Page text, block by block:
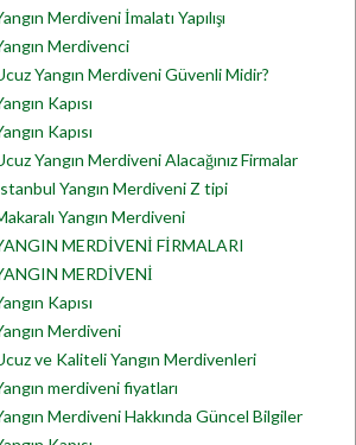
Merdiveni İmalatı Yapılışı
Merdivenci
Yangın Merdiveni Güvenli Midir?
Kapısı
Kapısı
Yangın Merdiveni Alacağınız Firmalar
Yangın Merdiveni Z tipi
Yangın Merdiveni
MERDİVENİ FİRMALARI
MERDİVENİ
Kapısı
Merdiveni
ve Kaliteli Yangın Merdivenleri
merdiveni fiyatları
Merdiveni Hakkında Güncel Bilgiler